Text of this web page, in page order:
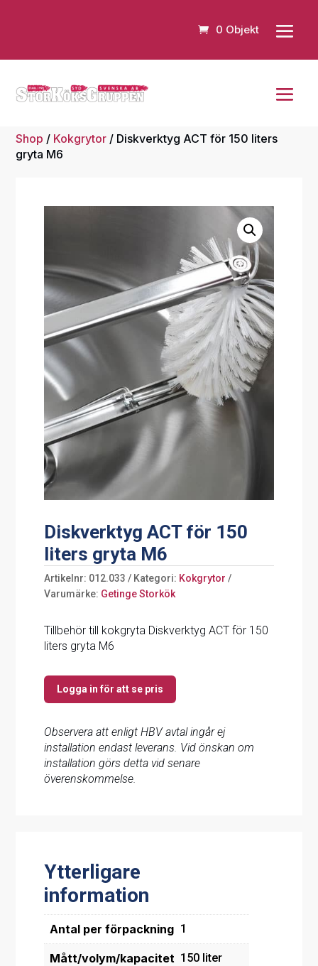
0 Objekt
Shop / Kokgrytor / Diskverktyg ACT för 150 liters
gryta M6
Diskverktyg ACT för 150
liters gryta M6
Artikelnr: 012.033 Kategori: Kokgrytor
Varumärke: Getinge Storkök
Tillbehör till kokgryta Diskverktyg ACT för 150
liters gryta M6
Logga in för att se pris
Observera att enligt HBV avtal ingår ej
installation endast leverans. Vid önskan om
installation görs detta vid senare
överenskommelse.
Ytterligare
information
Antal per förpackning 1
Mått/volym/kapacitet 150 liter